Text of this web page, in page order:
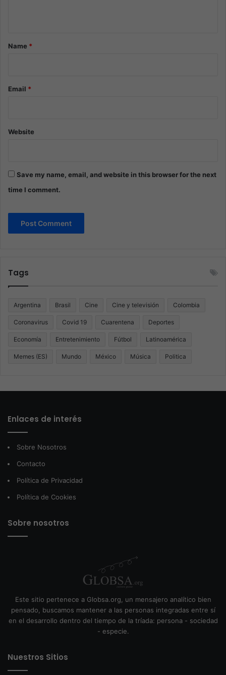
*Name *
Email *
Website
Save my name, email, and website in this browser for the next
time I comment.
Tags
Argentina Brasil Cine Cine y televisión Colombia
Coronavirus Covid 19 Cuarentena Deportes
Economía Entretenimiento Fútbol Latinoamérica
Memes (ES) Mundo México Música Politica
Enlaces de interés
Sobre Nosotros
Contacto
Política de Privacidad
Política de Cookies
Sobre nosotros
Este sitio pertenece a Globsa.org, un mensajero analítico bien
pensado, buscamos mantener a las personas integradas entre sí
en el desarrollo dentro del tiempo de la tríada: persona - sociedad
- especie.
Nuestros Sitios